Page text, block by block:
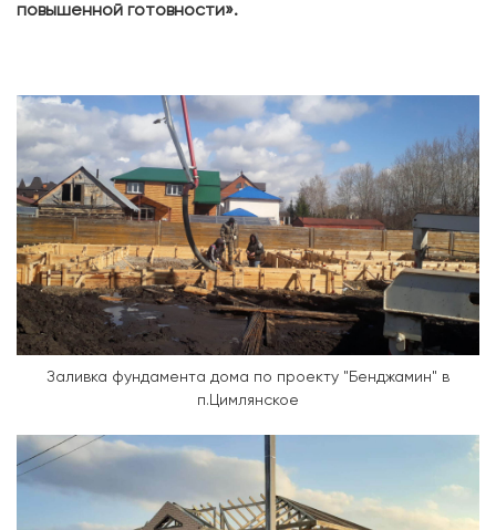
повышенной готовности».
Заливка фундамента дома по проекту "Бенджамин" в
п.Цимлянское